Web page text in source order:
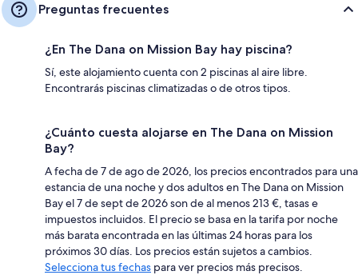
Preguntas frecuentes
¿En The Dana on Mission Bay hay piscina?
Sí, este alojamiento cuenta con 2 piscinas al aire libre.
Encontrarás piscinas climatizadas o de otros tipos.
¿Cuánto cuesta alojarse en The Dana on Mission
Bay?
A fecha de 7 de ago de 2026, los precios encontrados para una
estancia de una noche y dos adultos en The Dana on Mission
Bay el 7 de sept de 2026 son de al menos 213 €, tasas e
impuestos incluidos. El precio se basa en la tarifa por noche
más barata encontrada en las últimas 24 horas para los
próximos 30 días. Los precios están sujetos a cambios.
Selecciona tus fechas para ver precios más precisos.